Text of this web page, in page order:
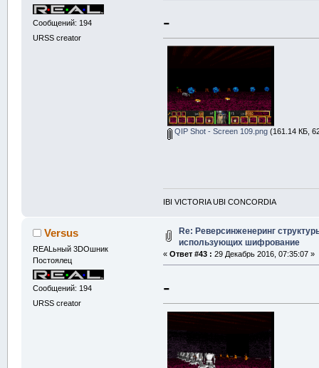
Сообщений: 194
URSS creator
-
QIP Shot - Screen 109.png(161.14 КБ,
IBI VICTORIA UBI CONCORDIA
Versus
REALьный 3DOшник
Постоялец
Сообщений: 194
URSS creator
Re: Реверсинженеринг
использующих шифрование
«Ответ #43 : 29 Декабрь 2016, 07:35:07 »
-